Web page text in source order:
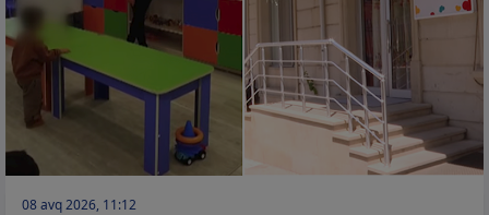
08 avq 2026, 11:12